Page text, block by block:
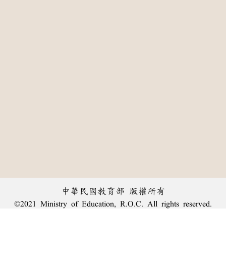
中華民國教育部 版權所有
©2021 Ministry of Education, R.O.C. All rights reserved.